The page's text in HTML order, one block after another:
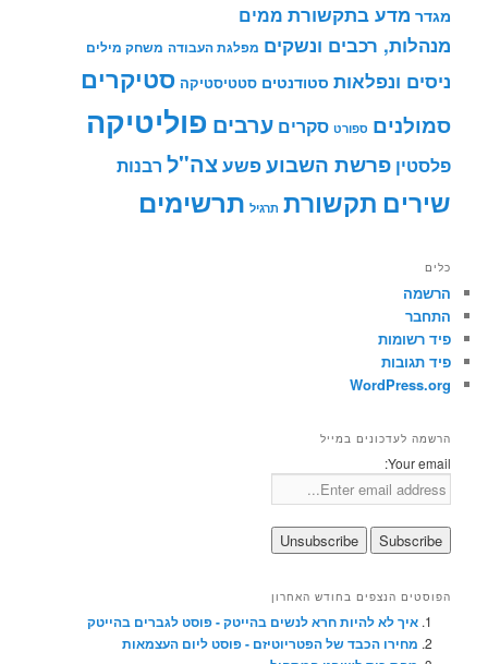
מגדר מדע בתקשורת ממים
מנהלות, רכבים ונשקים מפלגת העבודה משחק מילים
ניסים ונפלאות סטודנטים סטטיסטיקה סטיקרים
סמולנים ספורט סקרים ערבים פוליטיקה
פלסטין פרשת השבועפשעצה"ל רבנות
שירים תקשורת תרגיל תרשימים
כלים
הרשמה
התחבר
פיד רשומות
פיד תגובות
WordPress.org
הרשמה לעדכונים במייל
Your email:
הפוסטים הנצפים בחודש האחרון
איך לא להיות חרא לנשים בהייטק - פוסט לגברים בהייטק
מחירו הכבד של הפטריוטיזם - פוסט ליום העצמאות